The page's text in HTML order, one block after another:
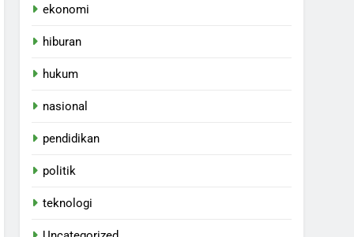
ekonomi
hiburan
hukum
nasional
pendidikan
politik
teknologi